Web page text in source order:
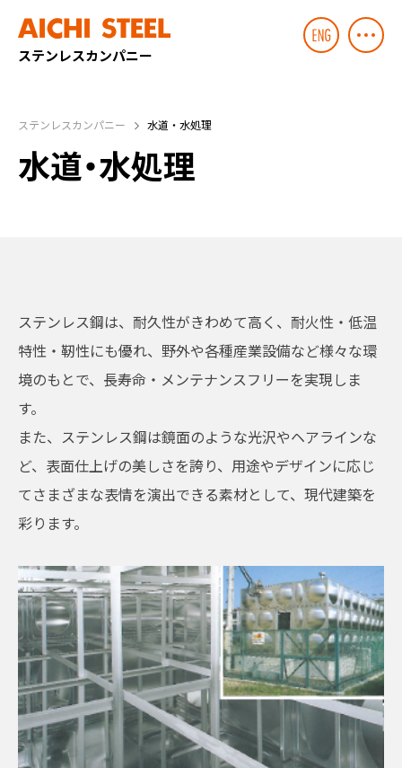
ステンレスカンパニー
ステンレスカンパニー 水道・水処理
水道・水処理
ステンレス鋼は、耐久性がきわめて高く、耐火性・低温
特性・靭性にも優れ、野外や各種産業設備など様々な環
境のもとで、長寿命・メンテナンスフリーを実現しま
す。
また、ステンレス鋼は鏡面のような光沢やヘアラインな
ど、表面仕上げの美しさを誇り、用途やデザインに応じ
てさまざまな表情を演出できる素材として、現代建築を
彩ります。